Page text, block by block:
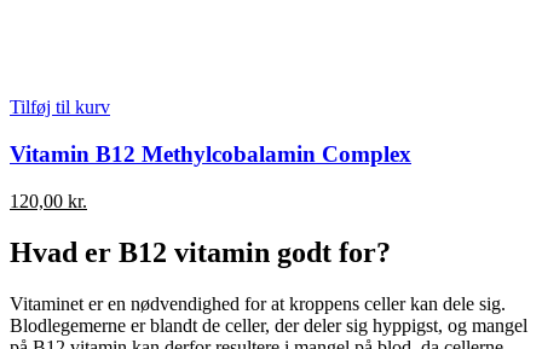
Tilføj til kurv
Vitamin B12 Methylcobalamin Complex
120,00 kr.
Hvad er B12 vitamin godt for?
Vitaminet er en nødvendighed for at kroppens celler kan dele sig.
Blodlegemerne er blandt de celler, der deler sig hyppigst, og mangel